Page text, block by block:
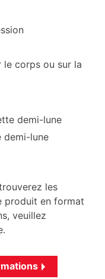
corps ou sur la
demi-lune
demi-lune
les
produit en format
veuillez